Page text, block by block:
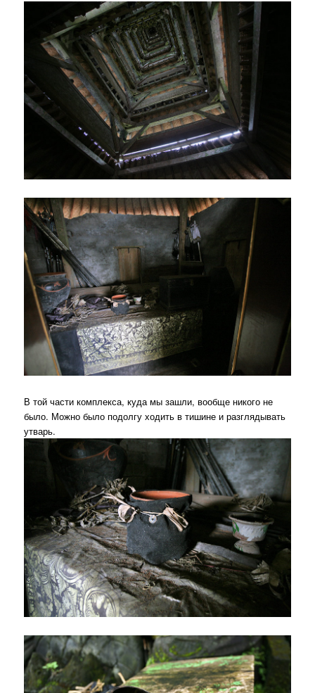
В той части комплекса, куда мы зашли, вообще никого не
было. Можно было подолгу ходить в тишине и разглядывать
утварь.